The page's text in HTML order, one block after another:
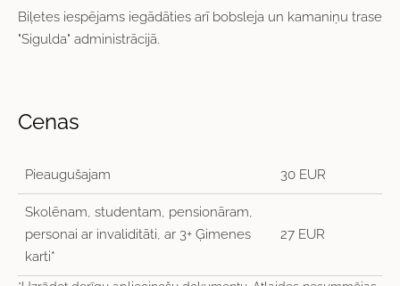
Biļetes iespējams iegādāties arī bobsleja un kamaniņu trase
"Sigulda" administrācijā.
Cenas
Pieaugušajam 30 EUR
Skolēnam, studentam, pensionāram,
personai ar invaliditāti, ar 3+ Ģimenes
karti*
27 EUR